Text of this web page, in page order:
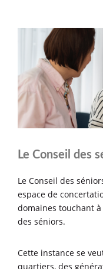
Le Conseil des
Le Conseil des
espace de
domaines touchant
des séniors.
Cette instance se
quartiers, des